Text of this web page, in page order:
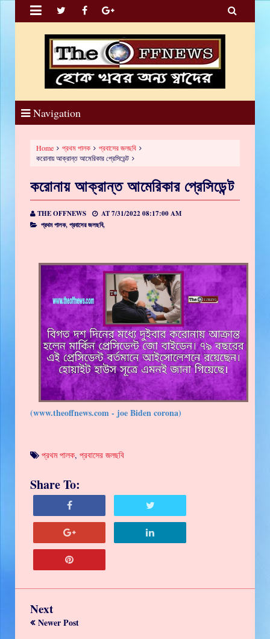
 
Navigation
Home প্রথম পালক
প্রবাসের জলছবি
করোনায় আক্রান্ত আমেরিকার প্রেসিডেন্ট
করোনায় আক্রান্ত আমেরিকার প্রেসিডেন্ট
THE OFFNEWS AT7/31/2022 08:17:00 AM
প্রথম পালক,প্রবাসের জলছবি,
(www.theoffnews.com - joe Biden corona)
প্রথম পালক, প্রবাসের জলছবি
Share To:
Next
Newer Post